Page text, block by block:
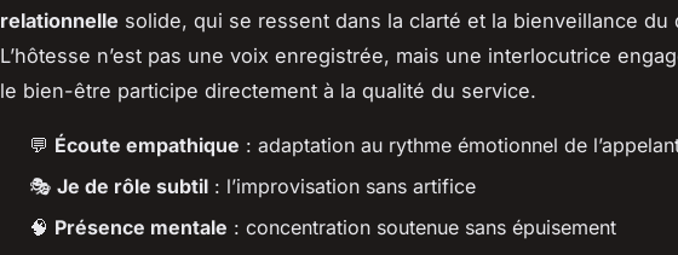
relationnelle solide, qui se ressent dans la clarté et la bienveillance du
L’hôtesse n’est pas une voix enregistrée, mais une interlocutrice
le bien-être participe directement à la qualité du service.
💬 Écoute empathique : adaptation au rythme émotionnel de
🎭 Je de rôle subtil : l’improvisation sans artifice
🧠 Présence mentale : concentration soutenue sans épuisement